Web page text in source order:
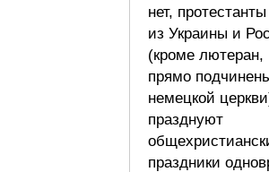
нет, протестанты
из Украины и
(кроме лютеран,
прямо
немецкой
празднуют
праздники